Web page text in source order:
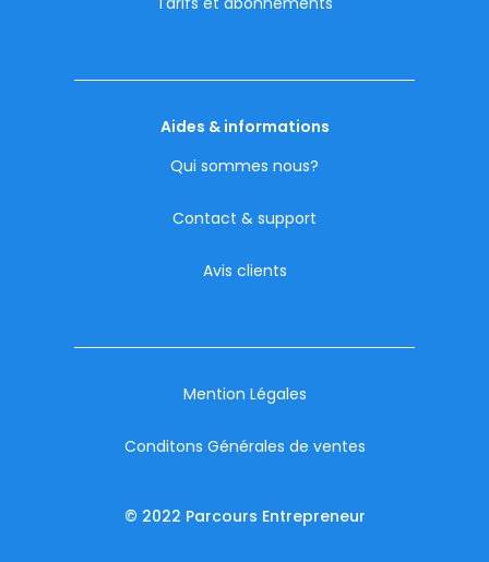
Aides & informations
Qui sommes nous?
Contact & support
Avis clients
Mention Légales
Conditons Générales de ventes
© 2022 Parcours Entrepreneur